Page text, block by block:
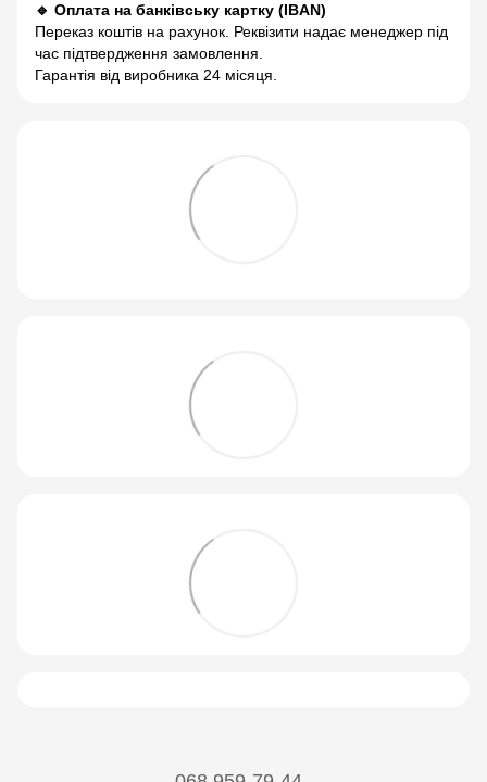
🔹 Оплата на банківську картку (IBAN)
Переказ коштів на рахунок. Реквізити надає менеджер під
час підтвердження замовлення.
Гарантія від виробника 24 місяця.